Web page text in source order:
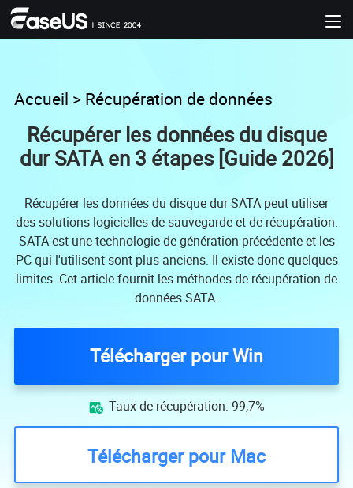
Accueil > Récupération de données
Récupérer les données du disque
dur SATA en 3 étapes [Guide 2026]
Récupérer les données du disque dur SATA peut utiliser
des solutions logicielles de sauvegarde et de récupération.
SATA est une technologie de génération précédente et les
PC qui l'utilisent sont plus anciens. Il existe donc quelques
limites. Cet article fournit les méthodes de récupération de
données SATA.
Télécharger pour Win
 Taux de récupération: 99,7%
Télécharger pour Mac